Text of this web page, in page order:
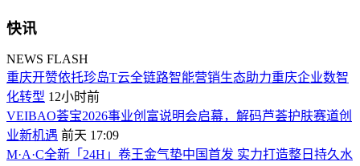
快讯
NEWS FLASH
重庆开赞依托珍岛T云全链路智能营销生态助力重庆企业数智
化转型 12小时前
VEIBAO荟宝2026事业创富说明会启幕，解码芦荟护肤赛道创
业新机遇 前天 17:09
M·A·C全新「24H」卷王金气垫中国首发 实力打造整日持久水